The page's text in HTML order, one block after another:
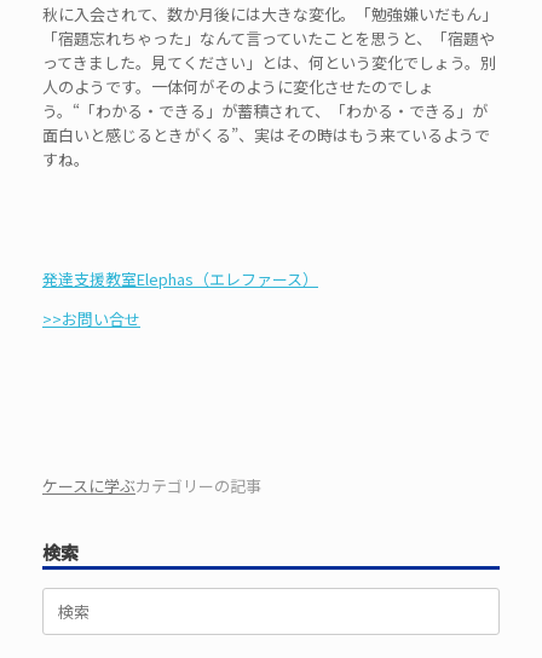
秋に入会されて、数か月後には大きな変化。「勉強嫌いだもん」
「宿題忘れちゃった」なんて言っていたことを思うと、「宿題や
ってきました。見てください」とは、何という変化でしょう。別
人のようです。一体何がそのように変化させたのでしょ
う。“「わかる・できる」が蓄積されて、「わかる・できる」が
面白いと感じるときがくる”、実はその時はもう来ているようで
すね。
発達支援教室Elephas（エレファース）
>>お問い合せ
ケースに学ぶカテゴリーの記事
検索